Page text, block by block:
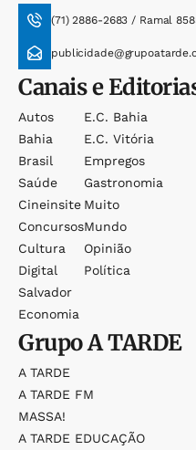
(71) 2886-2683 / Ramal
Canais e
Autos
Bahia
Brasil
Saúde
Cineinsite
Concursos
Cultura
Digital
Salvador
Economia
E.c. Bahia
E.c. Vitória
Empregos
Gastronomia
Muito
Mundo
Opinião
Política
GrupoA TARDE
A TARDE
A TARDE FM
MASSA!
A TARDE EDUCAÇÃO